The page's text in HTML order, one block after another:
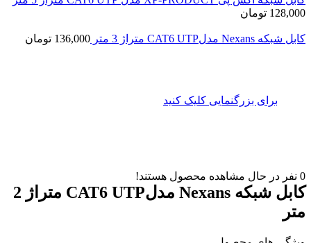
128,000 تومان
کابل شبکه Nexans مدلCAT6 UTP متراژ 3 متر 136,000 تومان
برای بزرگنمایی کلیک کنید
0 نفر در حال مشاهده محصول هستند!
کابل شبکه Nexans مدلCAT6 UTP متراژ 2
متر